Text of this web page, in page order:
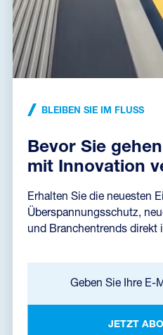
BLEIBEN SIE IM FLUSS
Bevor Sie
mit Innovation
Erhalten Sie die neuesten
Überspannungsschutz,
und Branchentrends direkt
Geben Sie Ihre E-
JETZT